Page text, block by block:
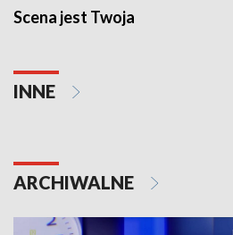
Scena jest Twoja
INNE
ARCHIWALNE